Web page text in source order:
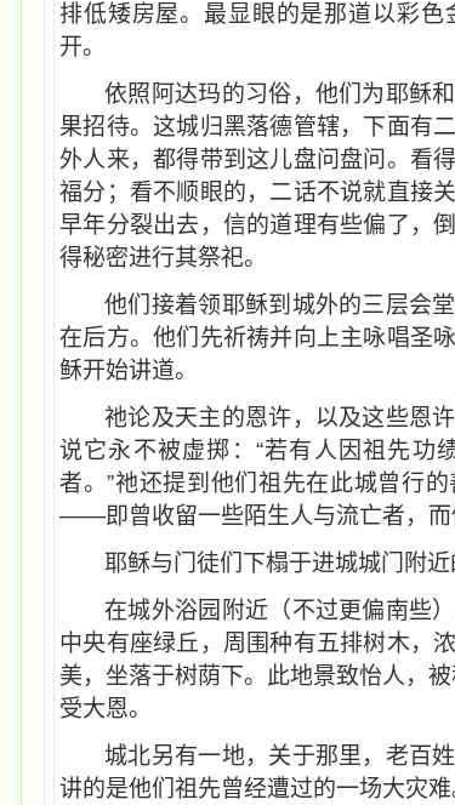
排低矮房屋。最显眼的是那道以彩
开。
依照阿达玛的习俗，他们为耶稣
果招待。这城归黑落德管辖，下面有
外人来，都得带到这儿盘问盘问。看
福分；看不顺眼的，二话不说就直接
早年分裂出去，信的道理有些偏了，
得秘密进行其祭祀。
他们接着领耶稣到城外的三层会
在后方。他们先祈祷并向上主咏唱圣
稣开始讲道。
祂论及天主的恩许，以及这些恩
说它永不被虚掷：“若有人因祖先功
者。”祂还提到他们祖先在此城曾行
——即曾收留一些陌生人与流亡者，而
耶稣与门徒们下榻于进城城门附近
在城外浴园附近（不过更偏南些
中央有座绿丘，周围种有五排树木，
美，坐落于树荫下。此地景致怡人，
受大恩。
城北另有一地，关于那里，老百
讲的是他们祖先曾经遭过的一场大灾难